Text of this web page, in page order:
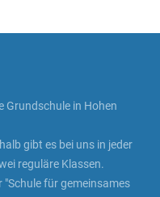
Grundschule in Hohen
gibt es bei uns in jeder
reguläre Klassen.
für gemeinsames